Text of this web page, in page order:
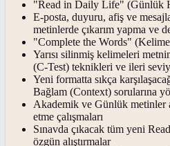
"Read in Daily Life" (Günlük
E-posta, duyuru, afiş ve
metinlerde çıkarım yapma ve
"Complete the Words"
Yarısı silinmiş kelimeleri
(C-Test) teknikleri ve ileri
Yeni formatta sıkça
Bağlam (Context) sorularına
Akademik ve Günlük metinler
etme çalışmaları
Sınavda çıkacak tüm yeni
özgün alıştırmalar